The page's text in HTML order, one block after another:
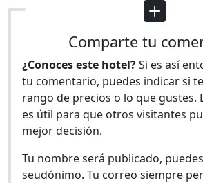
Comparte tu
¿Conoces este hotel?Si es así
tu comentario, puedes indicar si
rango de precios o lo que gustes.
es útil para que otros visitantes
mejor decisión.
Tu nombre será publicado,
seudónimo. Tu correo siempre